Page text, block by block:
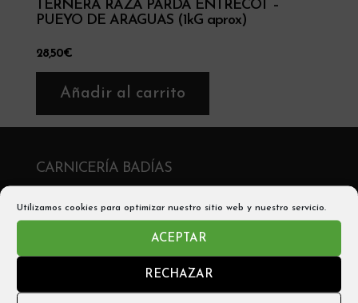
Utilizamos cookies para optimizar nuestro sitio web y nuestro servicio.
ACEPTAR
RECHAZAR
TERNERA RAZA PARDA ENTRECOT –
PUEYO DE ARAGUAS (1kG aprox)
28,50€
Añadir al carrito
CARNICERÍA BADÍAS
Telf: 974 50 05 56
Móvil y Whatsapp: 680542705